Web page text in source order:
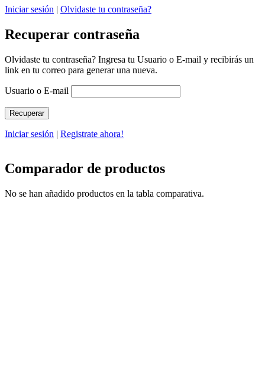
Iniciar sesión | Olvidaste tu contraseña?
Recuperar contraseña
Olvidaste tu contraseña? Ingresa tu Usuario o E-mail y recibirás un
link en tu correo para generar una nueva.
Usuario o E-mail
Iniciar sesión | Registrate ahora!